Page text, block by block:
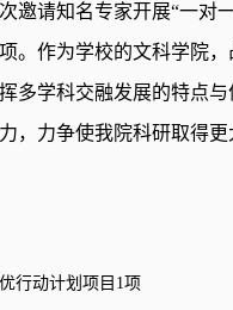
请知名专家开展“一对
。作为学校的文科学院
多学科交融发展的特点
，力争使我院科研取得更
行动计划项目1项